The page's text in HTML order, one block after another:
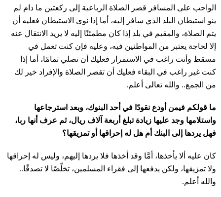
الواجب على المسافر قصر الصلاة الرباعية إلى ركعتين ما دام لم
ينو استيطان البلد الذي سافر إليه، أما إذا نوى الاستيطان فعليه أن
يتم الصلاة، والمقيم في بلد إذا كان مطمئنًا إليه لا يريد الانتقال عنه
إلا لحاجة يعتبر من المواطنين فيه، وعليه فإن كنت تعمل في
مسقط وأنت راغب في الاستمرار فعليك أن تصلي تمامًا، أما إذا
كنت غير راغب في البقاء فعليك أن تقصر الصلاة والإفراد خير لك
من الجمع.. والله تعالى أعلم.
ما قولكم فيمن أودع نقودًا في أحد البنوك، وبعد استرجاعها
واستلامها وجد عليها زيادة تبلغ أربعة آلاف ريال، ثم عرف أنها ربا،
فهل يردها إلى البنك أم هل له إحراقها أو تمزيقها؟
كان عليه ألا يأخذها، أمَّا وقد أخذها فلا يردها إليهم، وليس له إحراقها
ولا تمزيقها، ولكن يدفعها إلى فقراء المسلمين، تخلّصًا لا تصدقًا..
والله أعلم.